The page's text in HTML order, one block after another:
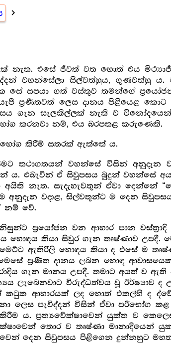
navigate_next
නැත. එසේ ජීවත් වත හොත් එය
වහන්සේලා සිල්වත්හුය, ගුණවත්හු ය.
සේ සපයා ගත් වස්තුව තමන්ගේ
ප්‍ර‍ණීතවත් ලෙස දානය පිළියෙළ කොට
ගැන සැලකිල්ලක් නැති ව
කරනවා නම්, එය බරපතළ කරුණෙකි.
කිරීම් සතරක් ඇත්තේ ය.
තථාගතයන් වහන්සේ විසින් අනුදැන
ය. එබැවින් ඒ සිවුපසය බුදුන් වහන්සේ
නැත. සැදැහැවතුන් ඒවා දෙන්නේ
වදාළ, සිල්වතුන්ට ම දෙන
නම් වේ.
ප්‍රයෝජන වන ආහාර පාන
හොඳය කියා සිවුර ගැන තෘෂ්ණාව උපදී.
ඇතිරිලි හොඳය කියා ද එසේ ම
ප්‍ර‍ණීත දානය ලබන හොඳ
ගැන මානය උපදී. තමාට අයත් ව ඇති
ලැබෙනවාට විරුද්ධත්වය වූ ඊර්ෂ්‍යාව ද
ආහාරයක් ලද හොත් එකල්හි ද
ලෙස පැවිද්දන් විසින් ඒවා පරිභෝග
ය. ප්‍ර‍ත්‍යවේක්ෂාවෙන් යුක්ත ව
තොර ව තෘෂ්ණා මානාදියෙන්
දෙන සිවුපසය පිළිගෙන දුන්නහුට